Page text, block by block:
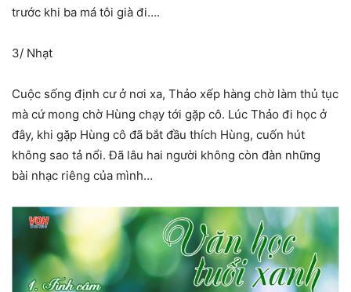
trước khi ba má tôi già đi….
3/ Nhạt
Cuộc sống định cư ở nơi xa, Thảo xếp hàng chờ làm thủ tục
mà cứ mong chờ Hùng chạy tới gặp cô. Lúc Thảo đi học ở
đây, khi gặp Hùng cô đã bắt đầu thích Hùng, cuốn hút
không sao tả nổi. Đã lâu hai người không còn đàn những
bài nhạc riêng của mình…